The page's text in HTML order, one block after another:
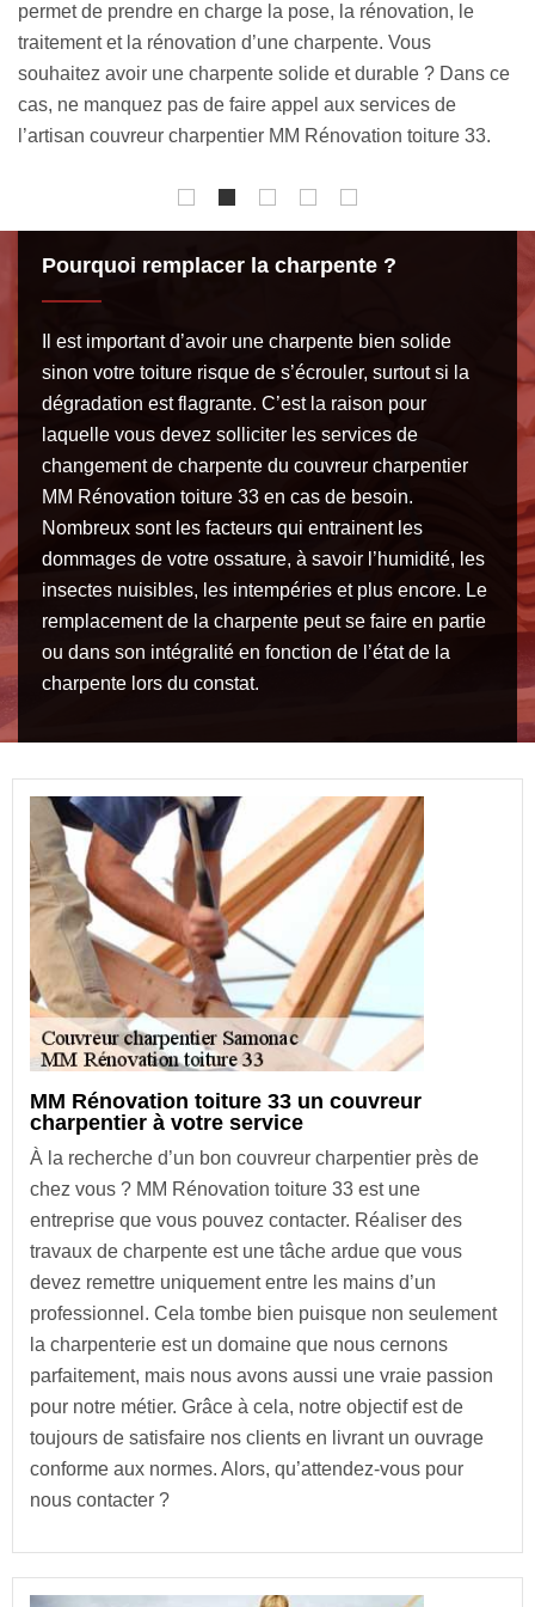
charpentes ; ce qui vous permet de choisir celle qui
convient à la forme de toit que vous désirerez avoir.
Pourquoi remplacer la charpente ?
Il est important d’avoir une charpente bien solide
sinon votre toiture risque de s’écrouler, surtout si la
dégradation est flagrante. C’est la raison pour
laquelle vous devez solliciter les services de
changement de charpente du couvreur charpentier
MM Rénovation toiture 33 en cas de besoin.
Nombreux sont les facteurs qui entrainent les
dommages de votre ossature, à savoir l’humidité, les
insectes nuisibles, les intempéries et plus encore. Le
remplacement de la charpente peut se faire en partie
ou dans son intégralité en fonction de l’état de la
charpente lors du constat.
MM Rénovation toiture 33 un couvreur
charpentier à votre service
À la recherche d’un bon couvreur charpentier près de
chez vous ? MM Rénovation toiture 33 est une
entreprise que vous pouvez contacter. Réaliser des
travaux de charpente est une tâche ardue que vous
devez remettre uniquement entre les mains d’un
professionnel. Cela tombe bien puisque non seulement
la charpenterie est un domaine que nous cernons
parfaitement, mais nous avons aussi une vraie passion
pour notre métier. Grâce à cela, notre objectif est de
toujours de satisfaire nos clients en livrant un ouvrage
conforme aux normes. Alors, qu’attendez-vous pour
nous contacter ?